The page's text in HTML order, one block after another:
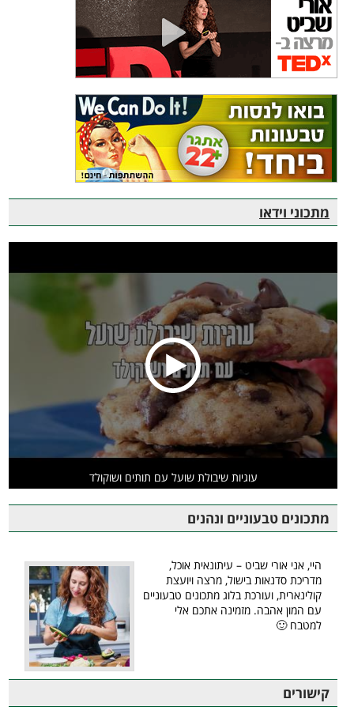
מתכוני וידאו
עוגיות שיבולת שועל עם תותים ושוקולד
מתכונים טבעוניים ונהנים
היי, אני אורי שביט – עיתונאית אוכל,
מדריכת סדנאות בישול, מרצה ויועצת
קולינארית, ועורכת בלוג מתכונים טבעוניים
עם המון אהבה. מזמינה אתכם אלי
למטבח 🙂
קישורים